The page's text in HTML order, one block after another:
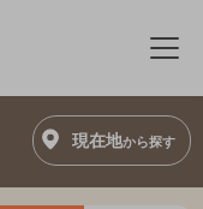
メ
現在地から探す